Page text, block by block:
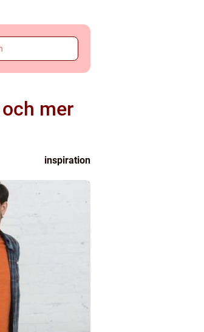
mer
inspiration